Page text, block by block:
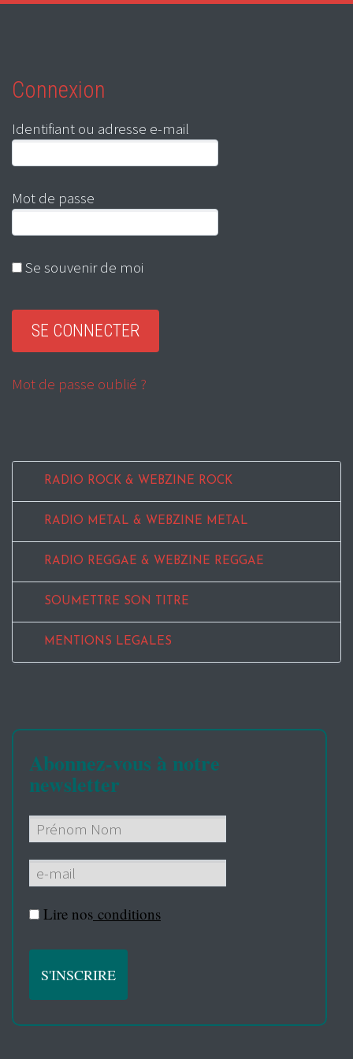
Connexion
Identifiant ou adresse e-mail
Mot de passe
Se souvenir de moi
Mot de passe oublié ?
RADIO ROCK & WEBZINE ROCK
RADIO METAL & WEBZINE METAL
RADIO REGGAE & WEBZINE REGGAE
SOUMETTRE SON TITRE
MENTIONS LEGALES
Abonnez-vous à notre
newsletter
Lire nos conditions